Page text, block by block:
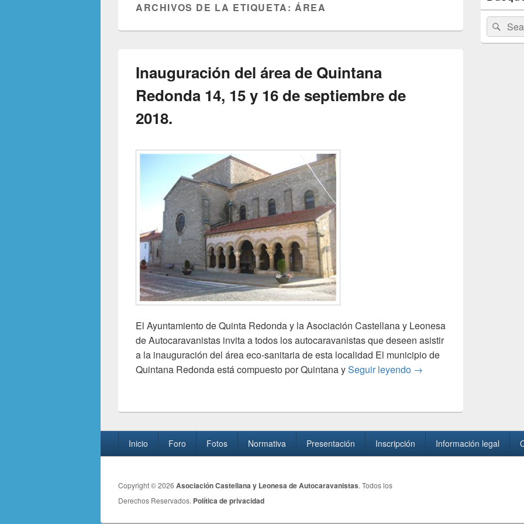
ARCHIVOS DE LA ETIQUETA:ÁREA
Inauguración del área de Quintana
Redonda 14, 15 y 16 de septiembre de
2018.
El Ayuntamiento de Quinta Redonda y la Asociación Castellana y Leonesa
de Autocaravanistas invita a todos los autocaravanistas que deseen asistir
a la inauguración del área eco-sanitaria de esta localidad El municipio de
Quintana Redonda está compuesto por Quintana ySeguir leyendo Inauguración del área de
→
de
widget
barra
lateral
Buscar
por:
página
Inicio Foro Fotos Normativa Presentación Inscripción Información legal
Copyright © 2026 Asociación Castellana y Leonesa de Autocaravanistas. Todos los
Derechos Reservados. Política de privacidad